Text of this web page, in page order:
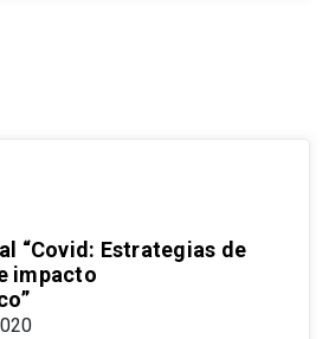
“Covid: Estrategias de
impacto